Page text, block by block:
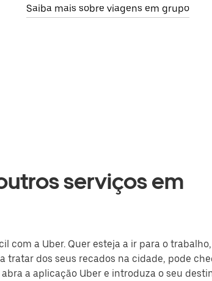
Saiba mais sobre viagens em grupo
serviços em
com a Uber. Quer esteja a ir para o
dos seus recados na cidade, pode
a aplicação Uber e introduza o seu